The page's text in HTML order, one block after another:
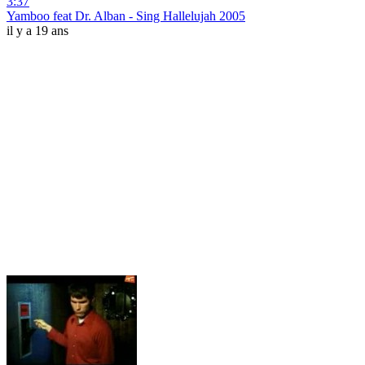
Yamboo feat Dr. Alban - Sing Hallelujah 2005
il y a 19 ans